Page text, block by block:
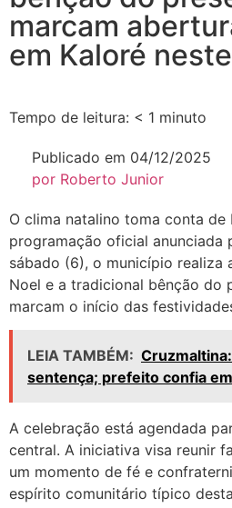
marcam
em Kaloré
Tempo de leitura: < 1 minuto
Publicado em 04/12/2025
por Roberto Junior
O clima natalino toma conta de
programação oficial anunciada
sábado (6), o município realiza
Noel e a tradicional bênção do
marcam o início das
LEIA TAMBÉM:
sentença; prefeito confia
A celebração está agendada
central. A iniciativa visa reunir
um momento de fé e
espírito comunitário típico